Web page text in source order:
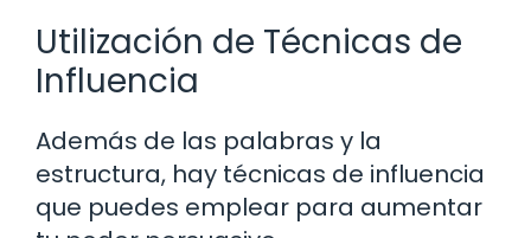
Utilización de Técnicas de
Influencia
Además de las palabras y la
estructura, hay técnicas de influencia
que puedes emplear para aumentar